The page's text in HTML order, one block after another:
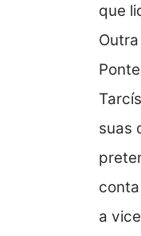
que
suas
a